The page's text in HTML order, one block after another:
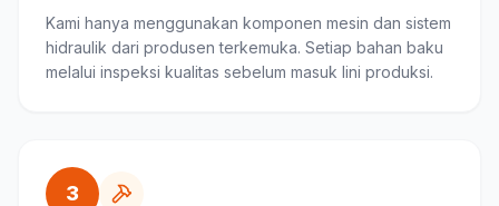
Kami hanya menggunakan komponen mesin dan sistem
hidraulik dari produsen terkemuka. Setiap bahan baku
melalui inspeksi kualitas sebelum masuk lini produksi.
3